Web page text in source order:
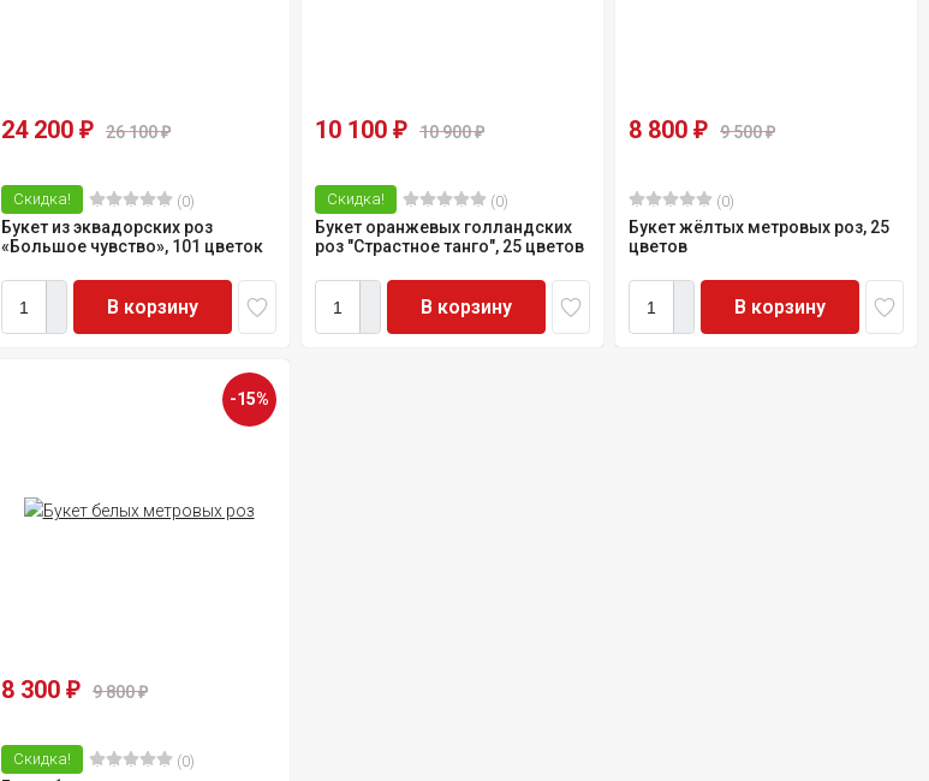
24 200 ₽ 26 100₽
Скидка! (0)
Букет из эквадорских роз
«Большое чувство», 101 цветок
В корзину
10 100 ₽ 10 900₽
Скидка! (0)
Букет оранжевых голландских
роз "Страстное танго", 25 цветов
В корзину
8 800 ₽ 9 500₽
(0)
Букет жёлтых метровых роз, 25
цветов
В корзину
-15%
8 300 ₽ 9 800₽
Скидка! (0)